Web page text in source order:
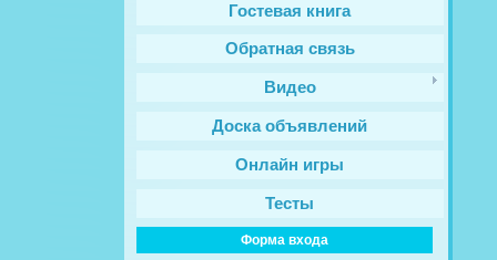
Гостевая книга
Обратная связь
Видео
Доска объявлений
Онлайн игры
Тесты
Форма входа